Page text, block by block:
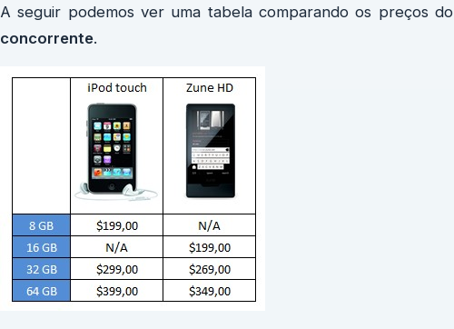
A seguir podemos ver uma tabela comparando os preços do
concorrente.